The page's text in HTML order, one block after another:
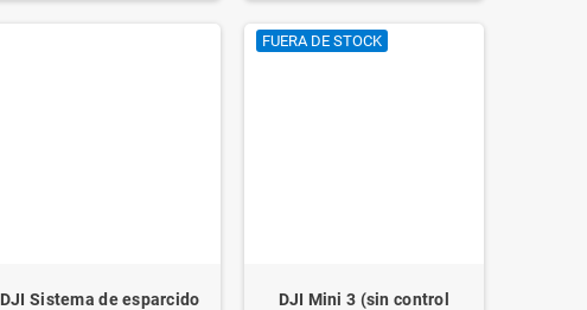
DJI Sistema de esparcido
FUERA DE STOCK
DJI Mini 3 (sin control